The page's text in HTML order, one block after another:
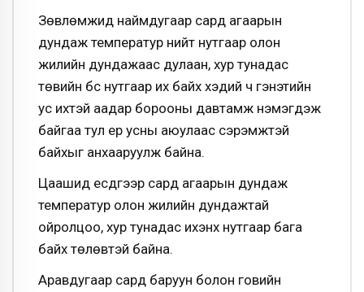
Зөвлөмжид наймдугаар сард агаарын
дундаж температур нийт нутгаар олон
жилийн дундажаас дулаан, хур тунадас
төвийн бүс нутгаар их байх хэдий ч гэнэтийн
ус ихтэй аадар борооны давтамж нэмэгдэж
байгаа тул үер усны аюулаас сэрэмжтэй
байхыг анхааруулж байна.
Цаашид есдүгээр сард агаарын дундаж
температур олон жилийн дундажтай
ойролцоо, хур тунадас ихэнх нутгаар бага
байх төлөвтэй байна.
Аравдугаар сард баруун болон говийн